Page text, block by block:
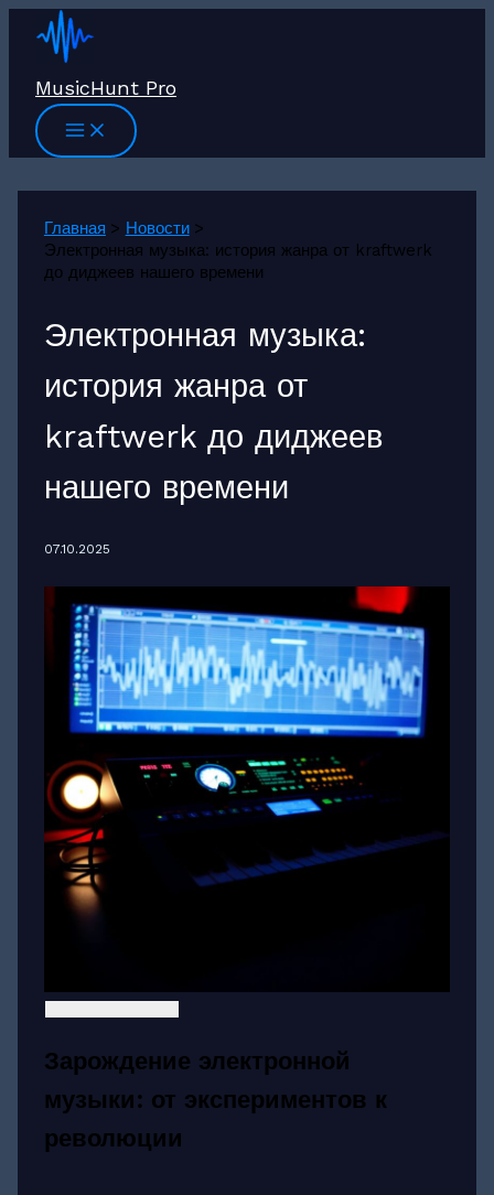
Перейти
MusicHunt Pro
Главная
Новости
Электронная музыка: история жанра от kraftwerk
до диджеев нашего времени
Электронная музыка:
история жанра от
kraftwerk до диджеев
нашего времени
07.10.2025
Зарождение электронной
музыки: от экспериментов к
революции